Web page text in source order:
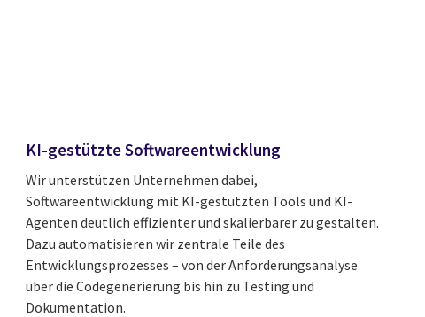
KI-gestützte Softwareentwicklung
Wir unterstützen Unternehmen dabei,
Softwareentwicklung mit KI-gestützten Tools und KI-
Agenten deutlich effizienter und skalierbarer zu gestalten.
Dazu automatisieren wir zentrale Teile des
Entwicklungsprozesses – von der Anforderungsanalyse
über die Codegenerierung bis hin zu Testing und
Dokumentation.